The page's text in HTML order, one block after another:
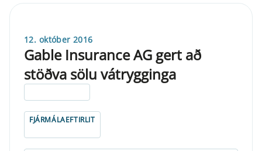
12. október 2016
Gable Insurance AG gert að
stöðva sölu vátrygginga
FJÁRMÁLAEFTIRLIT